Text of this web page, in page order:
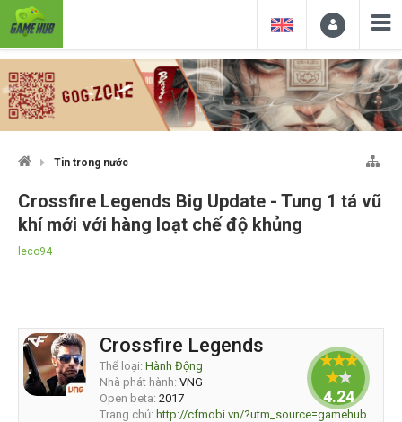
Tin trong nước
Crossfire Legends Big Update - Tung 1 tá vũ
khí mới với hàng loạt chế độ khủng
leco94
Crossfire Legends
Thể loại: Hành Động
Nhà phát hành: VNG
Open beta: 2017
Trang chủ: http://cfmobi.vn/?utm_source=gamehub
4.24